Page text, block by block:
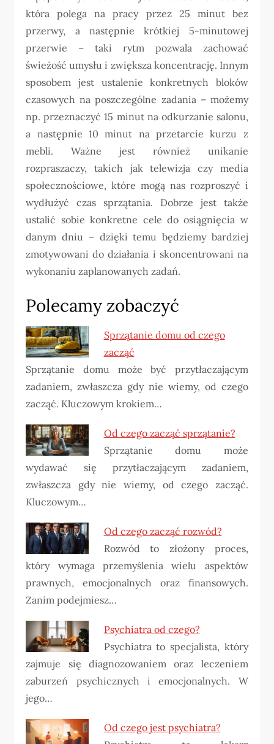
która polega na pracy przez 25 minut bez
przerwy, a następnie krótkiej 5-minutowej
przerwie – taki rytm pozwala zachować
świeżość umysłu i zwiększa koncentrację. Innym
sposobem jest ustalenie konkretnych bloków
czasowych na poszczególne zadania – możemy
np. przeznaczyć 15 minut na odkurzanie salonu,
a następnie 10 minut na przetarcie kurzu z
mebli. Ważne jest również unikanie
rozpraszaczy, takich jak telewizja czy media
społecznościowe, które mogą nas rozproszyć i
wydłużyć czas sprzątania. Dobrze jest także
ustalić sobie konkretne cele do osiągnięcia w
danym dniu – dzięki temu będziemy bardziej
zmotywowani do działania i skoncentrowani na
wykonaniu zaplanowanych zadań.
Polecamy zobaczyć
Sprzątanie domu od czego
zacząć
Sprzątanie domu może być przytłaczającym
zadaniem, zwłaszcza gdy nie wiemy, od czego
zacząć. Kluczowym krokiem…
Od czego zacząć sprzątanie?
Sprzątanie domu może
wydawać się przytłaczającym zadaniem,
zwłaszcza gdy nie wiemy, od czego zacząć.
Kluczowym…
Od czego zacząć rozwód?
Rozwód to złożony proces,
który wymaga przemyślenia wielu aspektów
prawnych, emocjonalnych oraz finansowych.
Zanim podejmiesz…
Psychiatra od czego?
Psychiatra to specjalista, który
zajmuje się diagnozowaniem oraz leczeniem
zaburzeń psychicznych i emocjonalnych. W
jego…
Od czego jest psychiatra?